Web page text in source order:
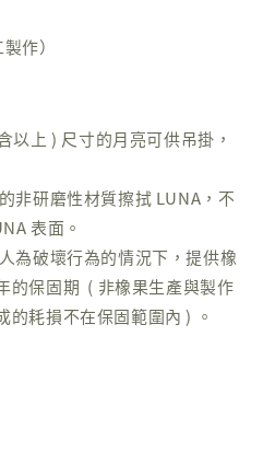
作）
以上 ) 尺寸的月亮可供吊掛，
非研磨性材質擦拭 LUNA，不
表面。
為破壞行為的情況下，提供橡
的保固期 ( 非橡果生產與製作
的耗損不在保固範圍內 ) 。